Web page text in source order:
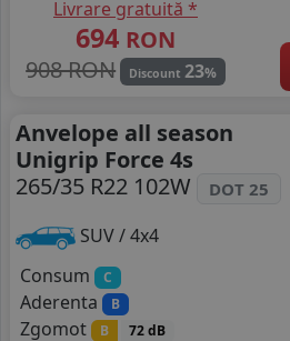
Livrare gratuită *
694 RON
908 RON
Discount 23%
Anvelope all season
Unigrip Force 4s
265/35 R22 102W
DOT 25
SUV / 4x4
Consum
C
Aderenta B
Zgomot B 72 dB